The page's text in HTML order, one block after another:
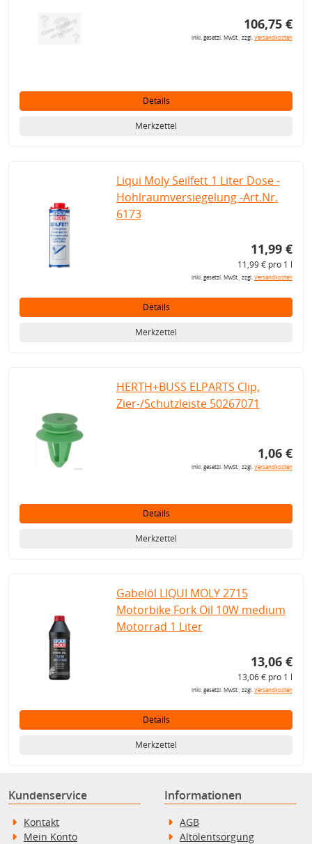
106,75 €
inkl. gesetzl. MwSt., zzgl.Versandkosten
Details
Merkzettel
Liqui Moly Seilfett 1 Liter Dose -
Hohlraumversiegelung -Art.Nr.
6173
11,99 €
11,99 € pro 1 l
inkl. gesetzl. MwSt., zzgl.Versandkosten
Details
Merkzettel
HERTH+BUSS ELPARTS Clip,
Zier-/Schutzleiste 50267071
1,06 €
inkl. gesetzl. MwSt., zzgl.Versandkosten
Details
Merkzettel
Gabelöl LIQUI MOLY 2715
Motorbike Fork Oil 10W medium
Motorrad 1 Liter
13,06 €
13,06 € pro 1 l
inkl. gesetzl. MwSt., zzgl.Versandkosten
Details
Merkzettel
Kundenservice
Kontakt
Mein Konto
Informationen
AGB
Altölentsorgung